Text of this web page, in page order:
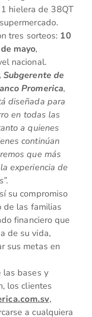
hielera de 38QT
tres sorteos: 10
mayo,
nacional.
Subgerente de
Promerica,
diseñada para
en todas las
a quienes
continúan
que más
experiencia de
su compromiso
de las familias
financiero que
de su vida,
sus metas en
las bases y
los clientes
,
a cualquiera